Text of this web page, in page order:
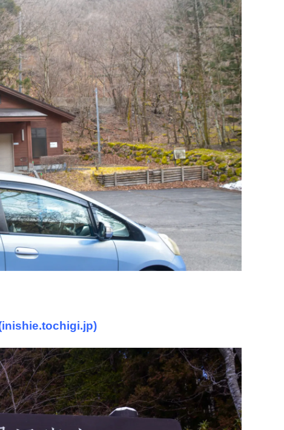
(inishie.tochigi.jp)